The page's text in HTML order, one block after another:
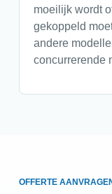
moeilijk wordt
gekoppeld
andere
concurrerende
OFFERTE